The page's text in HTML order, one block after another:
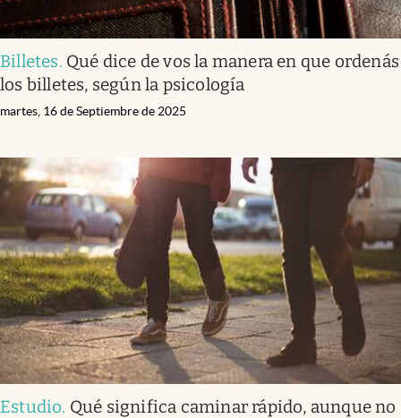
Billetes. Qué dice de vos la manera en que ordenás
los billetes, según la psicología
martes, 16 de Septiembre de 2025
Estudio. Qué significa caminar rápido, aunque no